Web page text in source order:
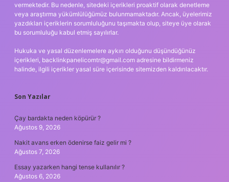
vermektedir. Bu nedenle, sitedeki içerikleri proaktif olarak denetleme
veya araştırma yükümlülüğümüz bulunmamaktadır. Ancak, üyelerimiz
yazdıkları içeriklerin sorumluluğunu taşımakta olup, siteye üye olarak
bu sorumluluğu kabul etmiş sayılırlar.
Hukuka ve yasal düzenlemelere aykırı olduğunu düşündüğünüz
içerikleri, backlinkpanelicomtr@gmail.com adresine bildirmeniz
halinde, ilgili içerikler yasal süre içerisinde sitemizden kaldırılacaktır.
Son Yazılar
Çay bardakta neden köpürür ?
Ağustos 9, 2026
Nakit avans erken ödenirse faiz gelir mi ?
Ağustos 7, 2026
Essay yazarken hangi tense kullanılır ?
Ağustos 6, 2026